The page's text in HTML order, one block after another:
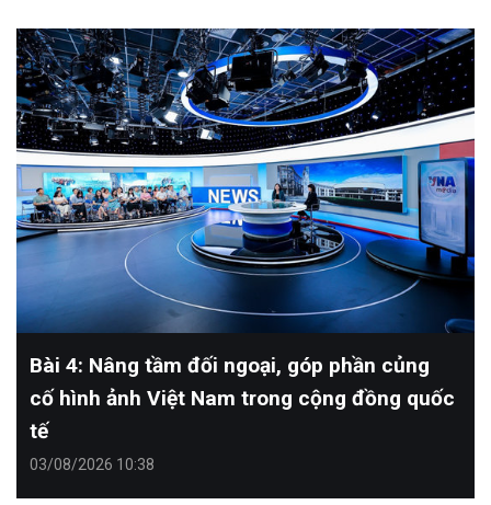
Bài 4: Nâng tầm đối ngoại, góp phần củng
cố hình ảnh Việt Nam trong cộng đồng quốc
tế
03/08/2026 10:38